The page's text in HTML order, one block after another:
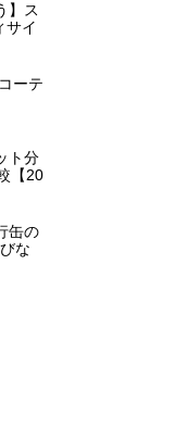
】ス
サイ
ーテ
ト分
【20
缶の
な